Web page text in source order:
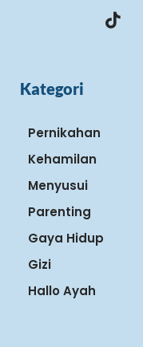
Kategori
Pernikahan
Kehamilan
Menyusui
Parenting
Gaya Hidup
Gizi
Hallo Ayah